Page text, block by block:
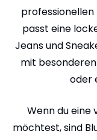
professionellen
passt eine
Jeans und
mit
oder
Wenn du eine
möchtest, sind